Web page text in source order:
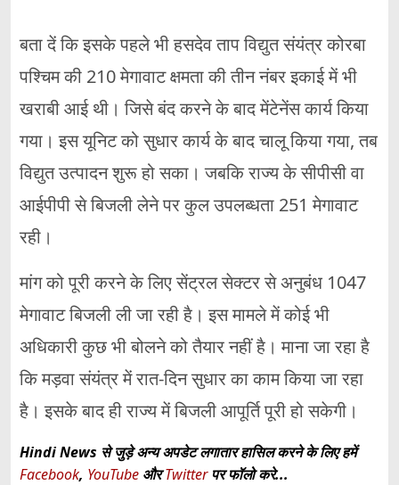
बता दें कि इसके पहले भी हसदेव ताप विद्युत संयंत्र कोरबा
पश्चिम की 210 मेगावाट क्षमता की तीन नंबर इकाई में भी
खराबी आई थी। जिसे बंद करने के बाद मेंटेनेंस कार्य किया
गया। इस यूनिट को सुधार कार्य के बाद चालू किया गया, तब
विद्युत उत्पादन शुरू हो सका। जबकि राज्य के सीपीसी वा
आईपीपी से बिजली लेने पर कुल उपलब्धता 251 मेगावाट
रही।
मांग को पूरी करने के लिए सेंट्रल सेक्टर से अनुबंध 1047
मेगावाट बिजली ली जा रही है। इस मामले में कोई भी
अधिकारी कुछ भी बोलने को तैयार नहीं है। माना जा रहा है
कि मड़वा संयंत्र में रात-दिन सुधार का काम किया जा रहा
है। इसके बाद ही राज्य में बिजली आपूर्ति पूरी हो सकेगी।
Hindi News से जुड़े अन्य अपडेट लगातार हासिल करने के लिए हमें
Facebook, YouTube औरTwitterपर फॉलो करे...